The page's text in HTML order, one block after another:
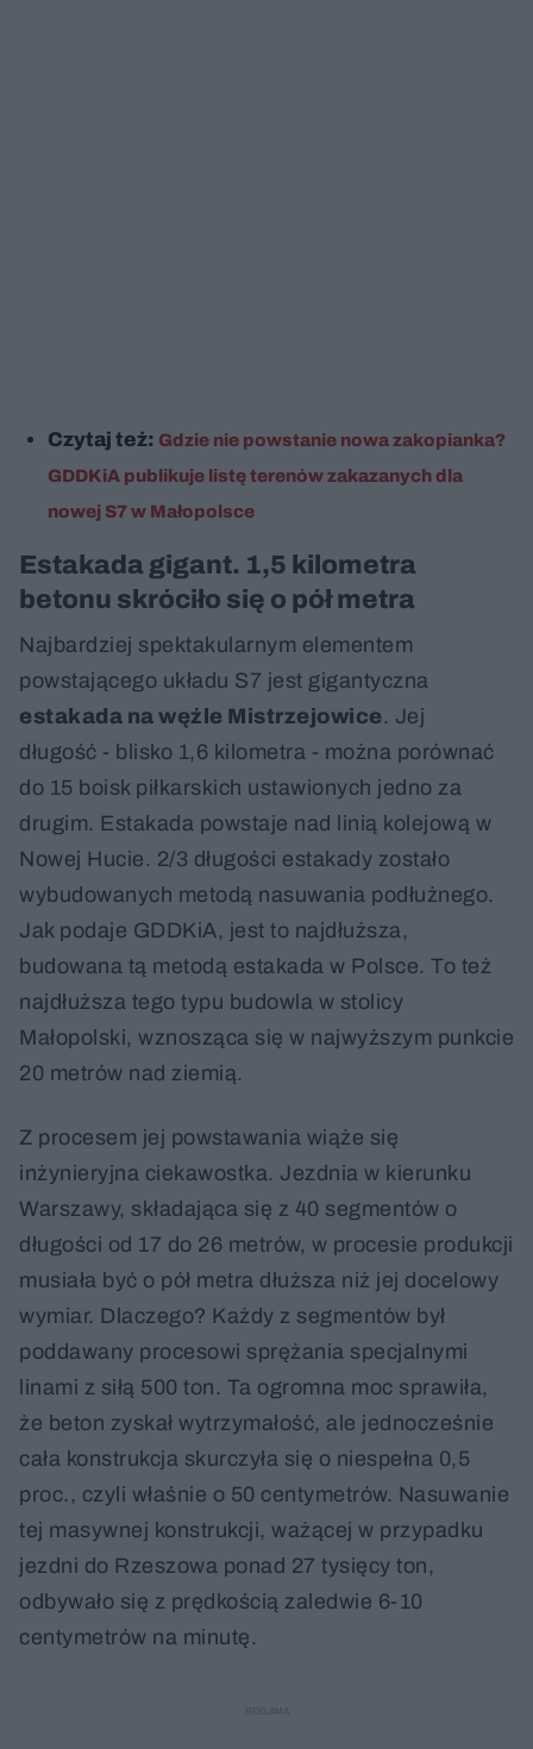
Czytaj też: Gdzie nie powstanie nowa zakopianka?
GDDKiA publikuje listę terenów zakazanych dla
nowej S7 w Małopolsce
Estakada gigant. 1,5 kilometra
betonu skróciło się o pół metra
Najbardziej spektakularnym elementem
powstającego układu S7 jest gigantyczna
estakada na węźle Mistrzejowice . Jej
długość - blisko 1,6 kilometra - można porównać
do 15 boisk piłkarskich ustawionych jedno za
drugim. Estakada powstaje nad linią kolejową w
Nowej Hucie. 2/3 długości estakady zostało
wybudowanych metodą nasuwania podłużnego.
Jak podaje GDDKiA, jest to najdłuższa,
budowana tą metodą estakada w Polsce. To też
najdłuższa tego typu budowla w stolicy
Małopolski, wznosząca się w najwyższym punkcie
20 metrów nad ziemią.
Z procesem jej powstawania wiąże się
inżynieryjna ciekawostka. Jezdnia w kierunku
Warszawy, składająca się z 40 segmentów o
długości od 17 do 26 metrów, w procesie produkcji
musiała być o pół metra dłuższa niż jej docelowy
wymiar. Dlaczego? Każdy z segmentów był
poddawany procesowi sprężania specjalnymi
linami z siłą 500 ton. Ta ogromna moc sprawiła,
że beton zyskał wytrzymałość, ale jednocześnie
cała konstrukcja skurczyła się o niespełna 0,5
proc., czyli właśnie o 50 centymetrów. Nasuwanie
tej masywnej konstrukcji, ważącej w przypadku
jezdni do Rzeszowa ponad 27 tysięcy ton,
odbywało się z prędkością zaledwie 6-10
centymetrów na minutę.